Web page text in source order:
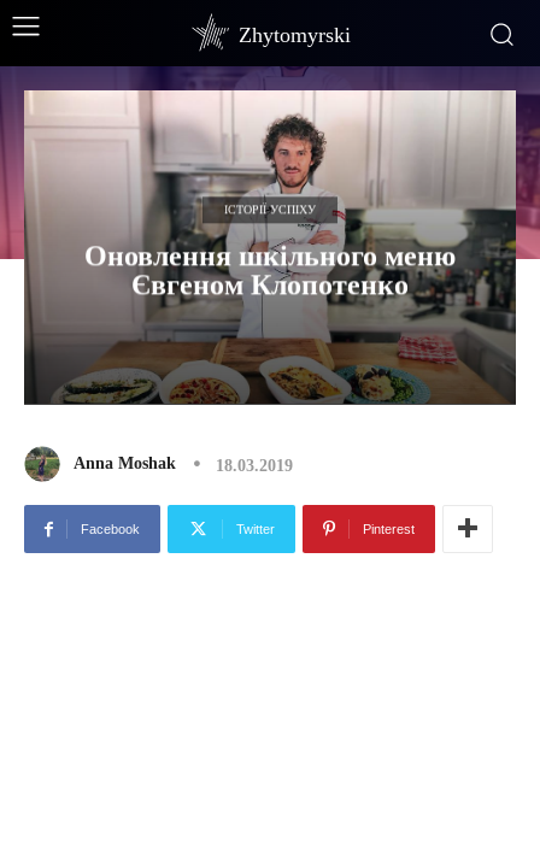
Zhytomyrski
ІСТОРІЇ УСПІХУ
Оновлення шкільного меню
Євгеном Клопотенко
Anna Moshak 18.03.2019
Facebook Twitter Pinterest